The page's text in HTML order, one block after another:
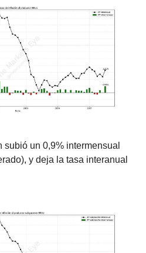
un 0,9% intermensual
y deja la tasa interanual